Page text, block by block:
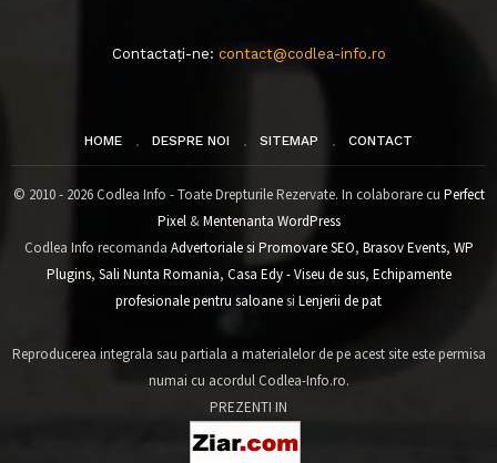
Contactați-ne: contact@codlea-info.ro
HOME DESPRE NOI SITEMAP CONTACT
© 2010 - 2026 Codlea Info - Toate Drepturile Rezervate. In colaborare cu Perfect
Pixel&Mentenanta WordPress
Codlea Info recomanda Advertoriale si Promovare SEO, Brasov Events, WP
Plugins, Sali Nunta Romania, Casa Edy - Viseu de sus, Echipamente
profesionale pentru saloanesi Lenjerii de pat
Reproducerea integrala sau partiala a materialelor de pe acest site este permisa
numai cu acordul Codlea-Info.ro.
PREZENTI IN